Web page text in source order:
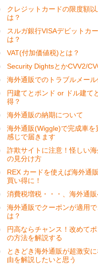
クレジットカードの限度額
は？
スルガ銀行VISAデビットカ
は？
VAT(付加価値税)とは？
Security DightsとかCVV2/
海外通販でのトラブルメー
円建てとポンド or ドル建て
得？
海外通販の納期について
海外通販(Wiggle)で完成車を
感じで届きます
詐欺サイトに注意！怪しい
の見分け方
REX カードを使えば海外通
買い得に！
消費税増税・・・、海外通
海外通販でクーポンが適用で
は？
円高ならチャンス！改めて
の方法を解説する
ときどき海外通販が超激安
由を解説したいと思う